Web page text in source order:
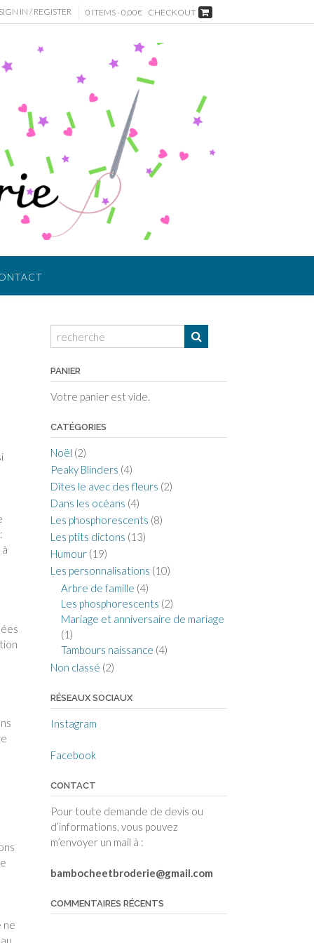
SIGN IN / REGISTER 0 ITEMS - 0,00€ CHECKOUT
ne
PANIER
Votre panier est vide.
CATÉGORIES
Noël (2)
Peaky Blinders (4)
Dîtes le avec des fleurs (2)
Dans les océans (4)
Les phosphorescents (8)
Les ptits dictons (13)
Humour (19)
Les personnalisations (10)
Arbre de famille (4)
Les phosphorescents (2)
Mariage et anniversaire de mariage
(1)
Tambours naissance (4)
Non classé (2)
RÉSEAUX SOCIAUX
Instagram
Facebook
CONTACT
Pour toute demande de devis ou
d’informations, vous pouvez
m’envoyer un mail à :
bambocheetbroderie@gmail.com
COMMENTAIRES RÉCENTS